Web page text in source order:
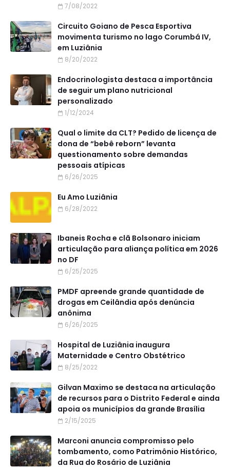
7/08/2022
Circuito Goiano de Pesca Esportiva
movimenta turismo no lago Corumbá IV,
em Luziânia
8/20/2022
Endocrinologista destaca a importância
de seguir um plano nutricional
personalizado
1/12/2024
Qual o limite da CLT? Pedido de licença de
dona de “bebê reborn” levanta
questionamento sobre demandas
pessoais atípicas
6/26/2025
Eu Amo Luziânia
6/28/2022
Ibaneis Rocha e clã Bolsonaro iniciam
articulação para aliança política em 2026
no DF
6/25/2025
PMDF apreende grande quantidade de
drogas em Ceilândia após denúncia
anônima
6/26/2025
Hospital de Luziânia inaugura
Maternidade e Centro Obstétrico
8/25/2022
Gilvan Maximo se destaca na articulação
de recursos para o Distrito Federal e ainda
apoia os municípios da grande Brasília
2/15/2025
Marconi anuncia compromisso pelo
tombamento, como Patrimônio Histórico,
da Rua do Rosário de Luziânia